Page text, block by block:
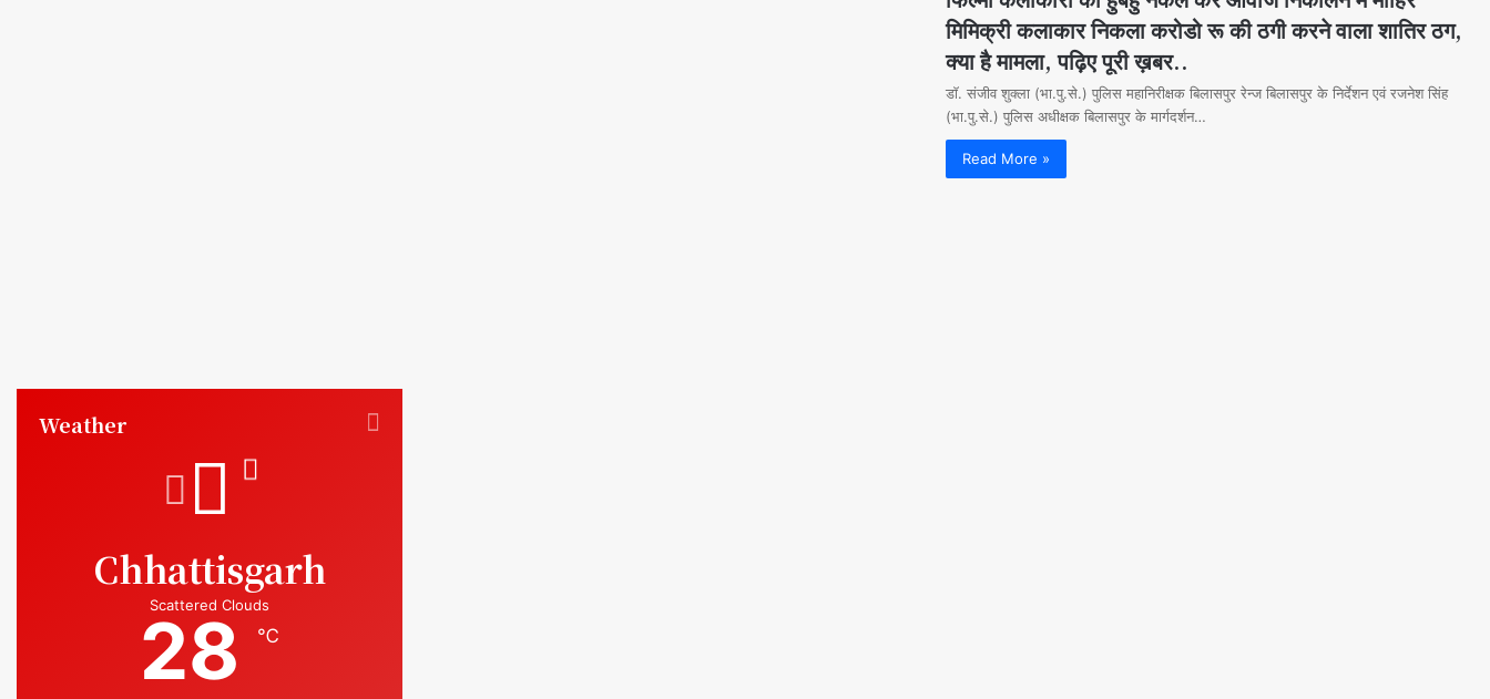
मिमिक्री कलाकार निकला करोडो रू की ठगी करने वाला शातिर ठग,
क्या है मामला, पढ़िए पूरी ख़बर..
डाॅ. संजीव शुक्ला (भा.पु.से.) पुलिस महानिरीक्षक बिलासपुर रेन्ज बिलासपुर के निर्देशन एवं रजनेश सिंह
(भा.पु.से.) पुलिस अधीक्षक बिलासपुर के मार्गदर्शन…
Read More »
Weather
Chhattisgarh
Scattered Clouds
28 ℃